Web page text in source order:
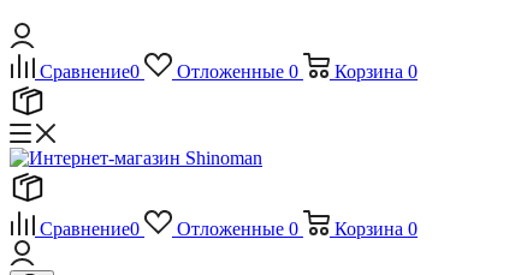
Сравнение0 Отложенные 0 Корзина 0
Сравнение0 Отложенные 0 Корзина 0